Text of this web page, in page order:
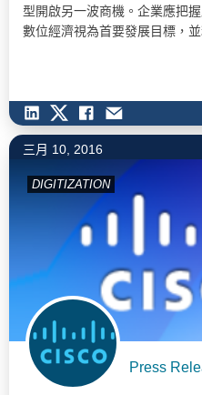
型開啟另一波商機。企業應把
數位經濟視為首要發展目標，
化策略，勇於開創全新商業模
則。首先，企業必須徹底顛覆
與定位，才能開啟新的營運模
次，在業務發展策略上，企業
並將業務重心轉移至行動、雲
跳脫傳統的企業文化，建構快
新月異的科技變革。…
三月 10, 2016
DIGITIZATION
Press